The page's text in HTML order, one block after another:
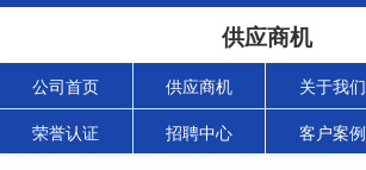
供应商机
公司首页 供应商机 关于我们
荣誉认证 招聘中心 客户案例